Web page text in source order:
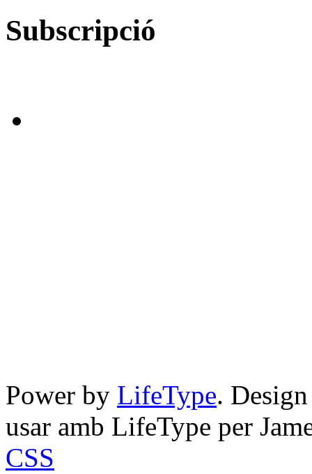
Subscripció
Power by LifeType.
usar amb LifeType per
CSS